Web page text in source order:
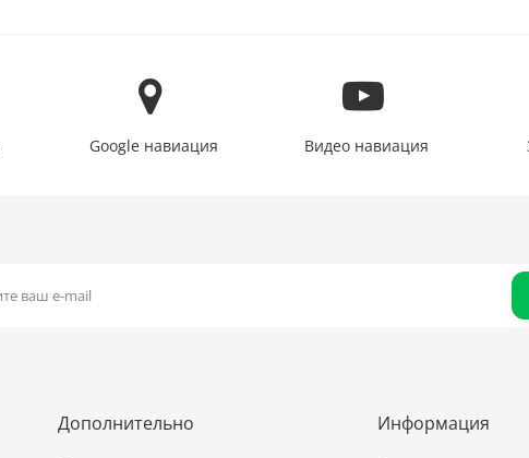
Google навиация Видео навиация
Дополнительно Информация